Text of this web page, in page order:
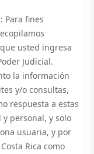
Para fines
usted ingresa
Judicial.
la información
y/o consultas,
respuesta a estas
personal, y solo
usuaria, y por
Rica como